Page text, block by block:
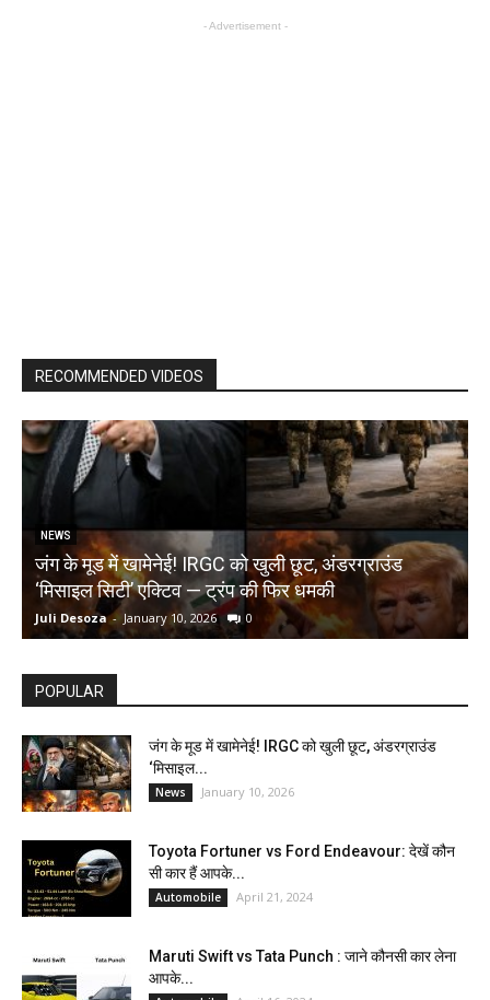
- Advertisement -
RECOMMENDED VIDEOS
NEWS
जंग के मूड में खामेनेई! IRGC को खुली छूट, अंडरग्राउंड
‘मिसाइल सिटी’ एक्टिव — ट्रंप की फिर धमकी
Juli Desoza - January 10, 2026 0
POPULAR
जंग के मूड में खामेनेई! IRGC को खुली छूट, अंडरग्राउंड
‘मिसाइल...
News January 10, 2026
Toyota Fortuner vs Ford Endeavour: देखें कौन
सी कार हैं आपके...
Automobile April 21, 2024
Maruti Swift vs Tata Punch : जाने कौनसी कार लेना
आपके...